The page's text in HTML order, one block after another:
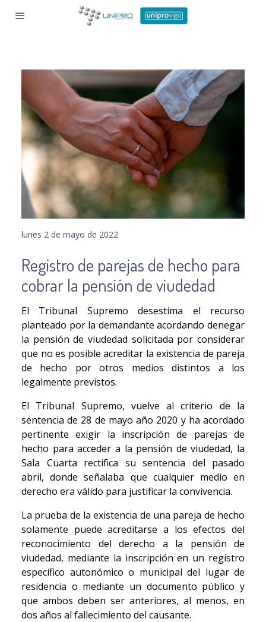
lunes 2 de mayo de 2022
Registro de parejas de hecho para
cobrar la pensión de viudedad
El Tribunal Supremo desestima el recurso
planteado por la demandante acordando denegar
la pensión de viudedad solicitada por considerar
que no es posible acreditar la existencia de pareja
de hecho por otros medios distintos a los
legalmente previstos.
El Tribunal Supremo, vuelve al criterio de la
sentencia de 28 de mayo año 2020 y ha acordado
pertinente exigir la inscripción de parejas de
hecho para acceder a la pensión de viudedad, la
Sala Cuarta rectifica su sentencia del pasado
abril, donde señalaba que cualquier medio en
derecho era válido para justificar la convivencia.
La prueba de la existencia de una pareja de hecho
solamente puede acreditarse a los efectos del
reconocimiento del derecho a la pensión de
viudedad, mediante la inscripción en un registro
específico autonómico o municipal del lugar de
residencia o mediante un documento público y
que ambos deben ser anteriores, al menos, en
dos años al fallecimiento del causante.